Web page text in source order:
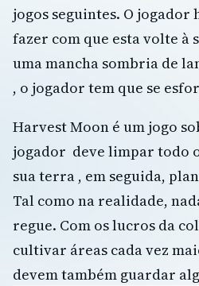
jogos seguintes. O
fazer com que esta volte à
uma mancha sombria de
, o jogador tem que se
Harvest Moon é um jogo
jogador deve limpar todo
sua terra , em seguida,
Tal como na realidade,
regue. Com os lucros da
cultivar áreas cada vez
devem também guardar